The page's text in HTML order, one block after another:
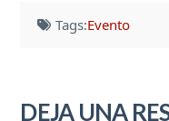
Tags:Evento
DEJA UNA